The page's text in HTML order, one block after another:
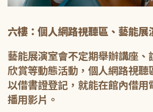
六樓：個人網路視聽區、藝能展
藝能展演室會不定期舉辦講座、
欣賞等動態活動，個人網路視聽
以借書證登記，就能在館內借用
播用影片。